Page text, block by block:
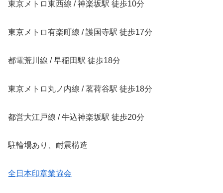
東京メトロ東西線 / 神楽坂駅 徒歩10分
東京メトロ有楽町線 / 護国寺駅 徒歩17分
都電荒川線 / 早稲田駅 徒歩18分
東京メトロ丸ノ内線 / 茗荷谷駅 徒歩18分
都営大江戸線 / 牛込神楽坂駅 徒歩20分
駐輪場あり、耐震構造
全日本印章業協会